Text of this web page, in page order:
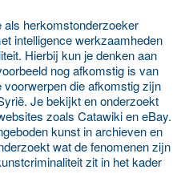
als herkomstonderzoeker
intelligence werkzaamheden
Hierbij kun je denken aan
nog afkomstig is van
die afkomstig zijn
Je bekijkt en onderzoekt
zoals Catawiki en eBay.
kunst in archieven en
wat de fenomenen zijn
zit in het kader